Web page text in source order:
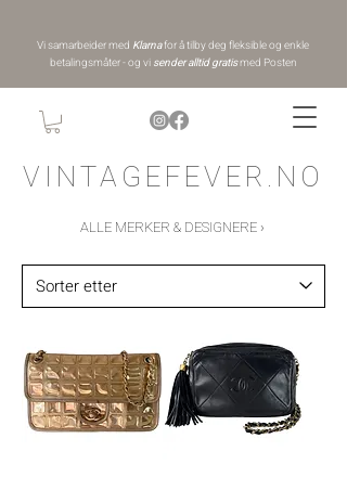
VINTAGEFEVER.NO
Vi samarbeider med Klarnafor å tilby deg fleksible og enkle
betalingsmåter - og vi sender alltid gratismed Posten
ALLE MERKER & DESIGNERE ›